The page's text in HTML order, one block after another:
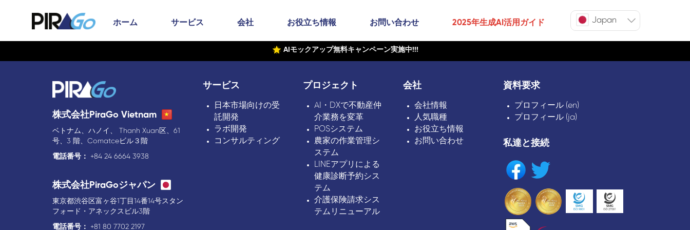
ホーム サービス 会社 お役立ち情報 お問い合わせ 2025年生成AI活用ガイド Japan
AIモックアップ無料キャンペーン実施中!!!
株式会社PiraGo Vietnam
ベトナム、ハノイ、 Thanh Xuan区、61
号、3 階、Comatceビル３階
電話番号：
+84 24 6664 3938
株式会社PiraGoジャパン
東京都渋谷区富ヶ谷1丁目14番14号スタン
フォード・アネックスビル3階
電話番号：
+81 80 7702 2197
サービス
日本市場向けの受
託開発
ラボ開発
コンサルティング
プロジェクト
AI・DXで不動産仲
介業務を変革
POSシステム
農家の作業管理シ
ステム
LINEアプリによる
健康診断予約シス
テム
介護保険請求シス
テムリニューアル
会社
会社情報
人気職種
お役立ち情報
お問い合わせ
資料要求
プロフィール (en)
プロフィール (ja)
私達と接続